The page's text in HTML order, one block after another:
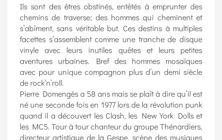
Ils sont des êtres obstinés, entêtés à emprunter des
chemins de traverse; des hommes qui cheminent et
s’abîment, sans véritable but. Ces destins à multiples
facettes s’assemblent comme une tranche de disque
vinyle avec leurs inutiles quêtes et leurs petites
aventures urbaines. Bref des hommes mosaïques
avec pour unique compagnon plus d’un demi siècle
de rock’n’roll.
Pierre Domengès a 58 ans mais se plaît à dire qu’il est
né une seconde fois en 1977 lors de la révolution punk
quand il a découvert les Clash, les New York Dolls et
les MC5. Tour à tour chanteur du groupe Thénardiers,
directeur artistique de la Gespe, scène des musiques